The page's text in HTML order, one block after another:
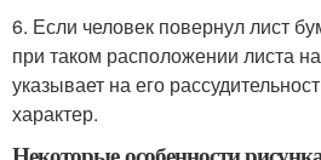
6. Если человек повернул лист
при таком расположении листа
указывает на его
характер.